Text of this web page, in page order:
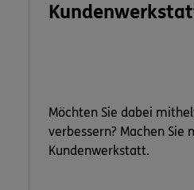
Möchten Sie dabei
verbessern? Machen Sie
Kundenwerkstatt.